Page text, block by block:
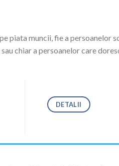
piata muncii, fie a persoanelor
chiar a persoanelor care
DETALII